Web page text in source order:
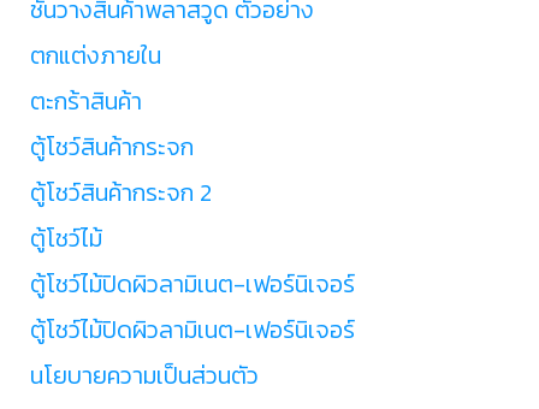
ชั้นวางสินค้าพลาสวูด ตัวอย่าง
ตกแต่งภายใน
ตะกร้าสินค้า
ตู้โชว์สินค้ากระจก
ตู้โชว์สินค้ากระจก 2
ตู้โชว์ไม้
ตู้โชว์ไม้ปิดผิวลามิเนต-เฟอร์นิเจอร์
ตู้โชว์ไม้ปิดผิวลามิเนต-เฟอร์นิเจอร์
นโยบายความเป็นส่วนตัว